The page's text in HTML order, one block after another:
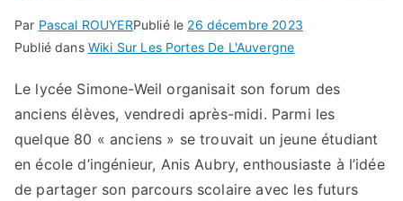
Par Pascal ROUYERPublié le 26 décembre 2023
Publié dans Wiki Sur Les Portes De L'Auvergne
Le lycée Simone-Weil organisait son forum des
anciens élèves, vendredi après-midi. Parmi les
quelque 80 « anciens » se trouvait un jeune étudiant
en école d’ingénieur, Anis Aubry, enthousiaste à l’idée
de partager son parcours scolaire avec les futurs